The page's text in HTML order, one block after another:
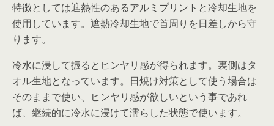
特徴としては遮熱性のあるアルミプリントと冷却生地を
使用しています。遮熱冷却生地で首周りを日差しから守
ります。
冷水に浸して振るとヒンヤリ感が得られます。裏側はタ
オル生地となっています。日焼け対策として使う場合は
そのままで使い、ヒンヤリ感が欲しいという事であれ
ば、継続的に冷水に浸けて濡らした状態で使います。